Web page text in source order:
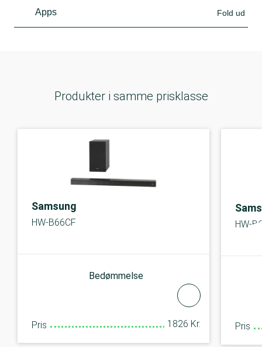
Apps Fold ud
Produkter i samme prisklasse
Samsung
HW-B66CF
Bedømmelse
Pris 1826 Kr.
HW-
Pris